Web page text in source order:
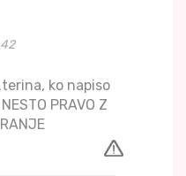
ko napiso
PRAVO Z